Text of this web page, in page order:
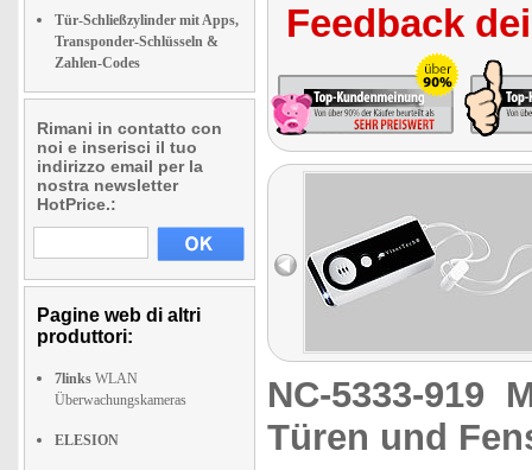
Tür-Schließzylinder mit Apps,
Transponder-Schlüsseln &
Zahlen-Codes
Rimani in contatto con
noi e inserisci il tuo
indirizzo email per la
nostra newsletter
HotPrice.:
Pagine web di altri
produttori:
7links WLAN
Überwachungskameras
ELESION
Feedback
NC-5333-919
Türen und